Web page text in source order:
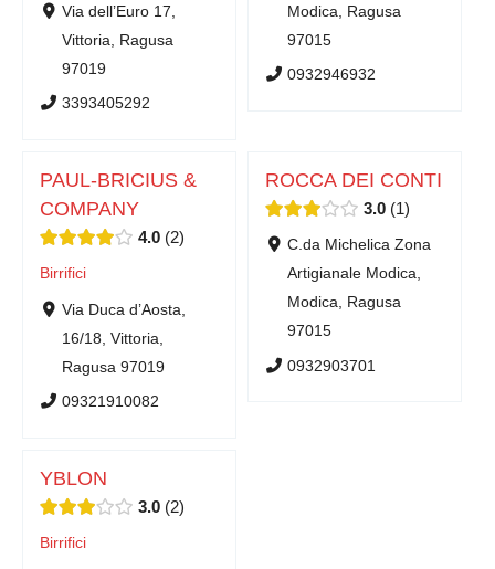
Via dell’Euro 17,
Vittoria, Ragusa
97019
3393405292
Modica, Ragusa
97015
0932946932
PAUL-BRICIUS &
COMPANY
4.0 2
Birrifici
Via Duca d’Aosta,
16/18, Vittoria,
Ragusa 97019
09321910082
ROCCA DEI CONTI
3.0 1
C.da Michelica Zona
Artigianale Modica,
Modica, Ragusa
97015
0932903701
YBLON
3.0 2
Birrifici